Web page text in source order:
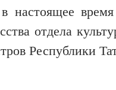
в настоящее
отдела
Республики